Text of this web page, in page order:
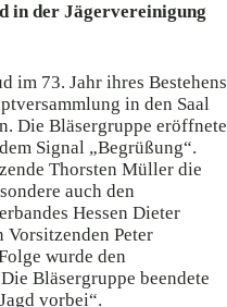
in der Jägervereinigung
im 73. Jahr ihres Bestehens
in den Saal
Die Bläsergruppe eröffnete
Signal „Begrüßung“.
Thorsten Müller die
auch den
Hessen Dieter
Peter
wurde den
Bläsergruppe beendete
vorbei“.